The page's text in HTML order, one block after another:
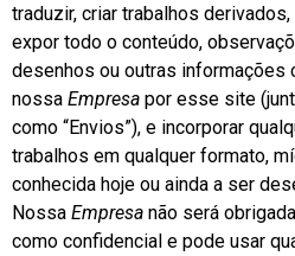
traduzir, criar trabalhos
expor todo o conteúdo,
desenhos ou outras informações
nossa Empresa por esse site
como “Envios”), e incorporar
trabalhos em qualquer formato,
conhecida hoje ou ainda a ser
Nossa Empresa não será
como confidencial e pode usar